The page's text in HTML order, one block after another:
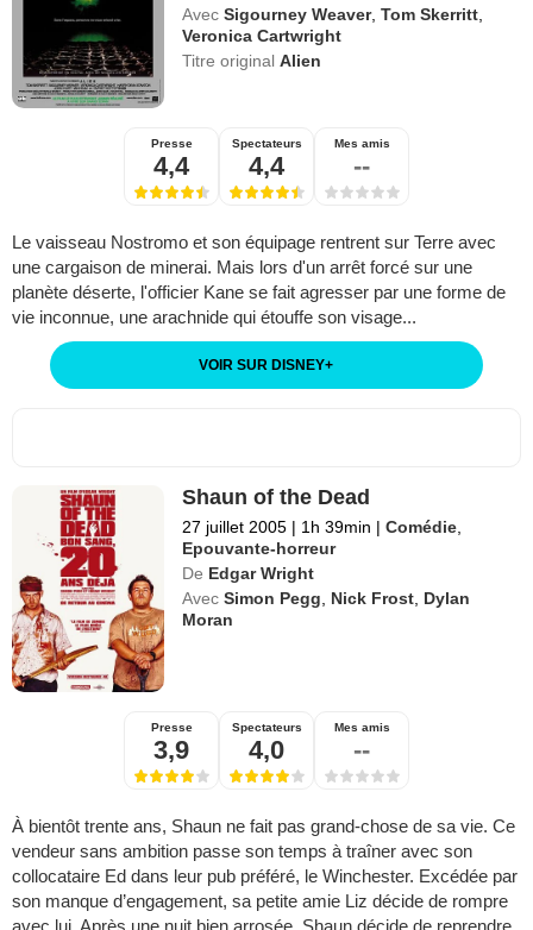
Avec Sigourney Weaver,Tom Skerritt
Veronica Cartwright
Titre originalAlien
Presse
4,4
Spectateurs
4,4
Mes amis
--
Le vaisseau Nostromo et son équipage rentrent sur Terre avec
une cargaison de minerai. Mais lors d'un arrêt forcé sur une
planète déserte, l'officier Kane se fait agresser par une forme de
vie inconnue, une arachnide qui étouffe son visage...
VOIR SUR DISNEY+
Shaun of the Dead
27 juillet 2005 | 1h 39min | Comédie
Epouvante-horreur
De Edgar Wright
Avec Simon Pegg Nick Frost Dylan
Moran
Presse
3,9
Spectateurs
4,0
Mes amis
--
À bientôt trente ans, Shaun ne fait pas grand-chose de sa vie. Ce
vendeur sans ambition passe son temps à traîner avec son
collocataire Ed dans leur pub préféré, le Winchester. Excédée par
son manque d’engagement, sa petite amie Liz décide de rompre
avec lui. Après une nuit bien arrosée, Shaun décide de reprendre